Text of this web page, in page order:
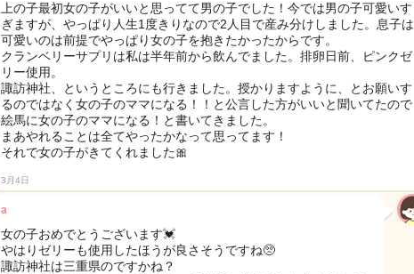
上の子最初女の子がいいと思ってて男の子でした！今では男の子可愛いす
ぎますが、やっぱり人生1度きりなので2人目で産み分けしました。息子は
可愛いのは前提でやっぱり女の子を抱きたかったからです。
クランベリーサプリは私は半年前から飲んでました。排卵日前、ピンクゼ
リー使用。
諏訪神社、というところにも行きました。授かりますように、とお願いす
るのではなく女の子のママになる！！と公言した方がいいと聞いてたので
絵馬に女の子のママになる！と書いてきました。
まあやれることは全てやったかなって思ってます！
それで女の子がきてくれました🎀
3月4日
a
女の子おめでとうございます💓
やはりゼリーも使用したほうが良さそうですね🥺
諏訪神社は三重県のですかね？